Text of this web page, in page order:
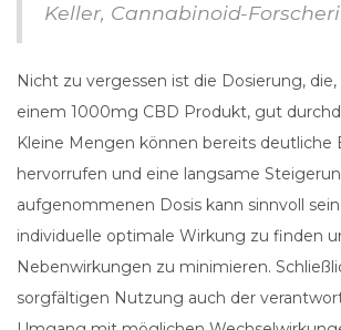
Keller, Cannabinoid-
Nicht zu vergessen ist die Dosierung,
einem 1000mg CBD Produkt, gut
Kleine Mengen können bereits deutliche
hervorrufen und eine langsame
aufgenommenen Dosis kann sinnvoll
individuelle optimale Wirkung zu finden
Nebenwirkungen zu minimieren.
sorgfältigen Nutzung auch der